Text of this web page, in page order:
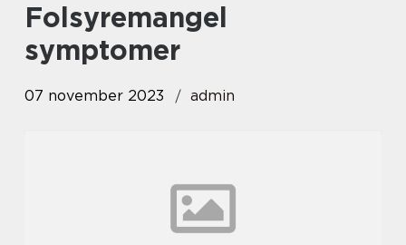
folsyremangel
symptomer
07 november 2023 admin